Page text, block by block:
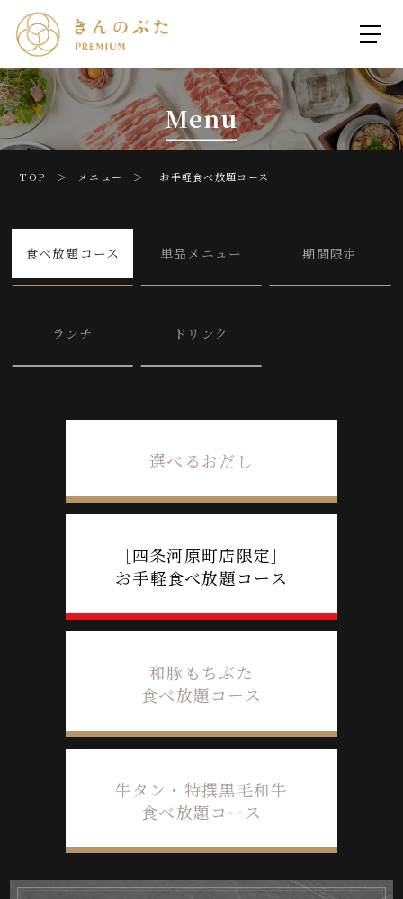
Menu
TOP ＞ メニュー ＞ お手軽食べ放題コース
食べ放題コース 単品メニュー 期間限定
ランチ ドリンク
選べるおだし
［四条河原町店限定］
お手軽食べ放題コース
和豚もちぶた
食べ放題コース
牛タン・特撰黒毛和牛
食べ放題コース